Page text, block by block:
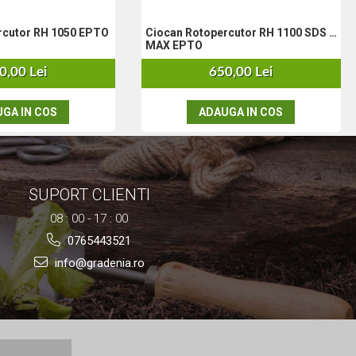
RH 1050 EPTO
Lei
IN COS
Ciocan Rotopercutor RH 1100 SDS -
MAX EPTO
650,00 Lei
ADAUGA IN COS
SUPORT CLIENTI
08 : 00 - 17 : 00
0765443521
info@gradenia.ro